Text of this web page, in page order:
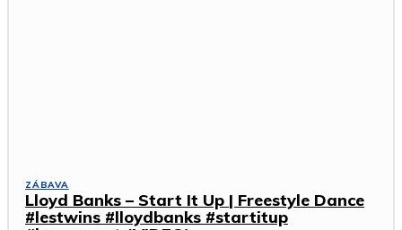
ZÁBAVA
Lloyd Banks – Start It Up | Freestyle Dance
#lestwins #lloydbanks #startitup